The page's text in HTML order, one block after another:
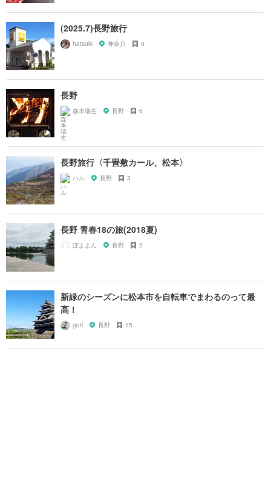
(2025.7)長野旅行
hatsuki 神奈川 0
長野
森本瑞生 長野 6
長野旅行〈千畳敷カール、松本〉
ハル 長野 3
長野 青春18の旅(2018夏)
ぽよよん 長野 2
新緑のシーズンに松本市を自転車でまわるのって最
高！
gori 長野 15